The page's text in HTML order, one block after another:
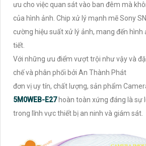
ưu cho việc quan sát vào ban đêm mà
của hình ảnh. Chip xử lý mạnh mẽ Sony
cường hiệu suất xử lý ảnh, mang đến hình
tiết.
Với những ưu điểm vượt trội như vậy và
chế và phân phối bởi An Thành Phát
đơn vị uy tín, chất lượng, sản phẩm
5M0WEB-E27 hoàn toàn xứng đáng là sự
trong lĩnh vực thiết bị an ninh và giám sát.